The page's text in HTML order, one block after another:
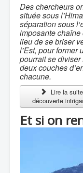
Des chercheurs
située sous
séparation sous
imposante
lieu de se briser
l’Est, pour former
pourrait se
deux couches
chacune.
Lire la
découverte
Et si on